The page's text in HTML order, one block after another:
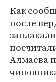
Как
после
Алмаева